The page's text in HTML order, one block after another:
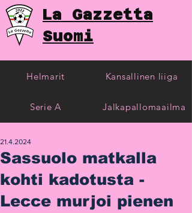
La Gazzetta
Suomi
Helmarit
Serie A
Kansallinen liiga
Jalkapallomaailma
Sassuolo matkalla
kohti kadotusta -
Lecce murjoi pienen
21.4.2024